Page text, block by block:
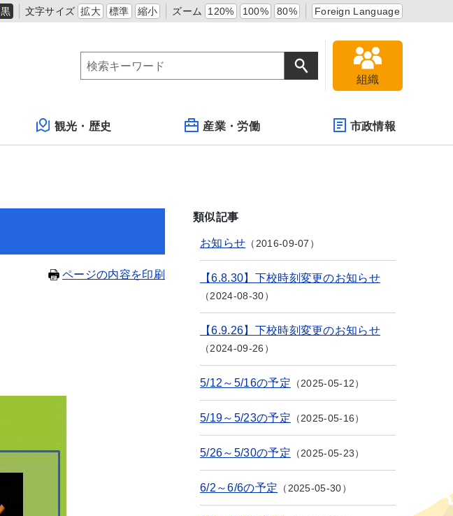
黒 文字サイズ 拡大 標準 縮小 ズーム 120% 100% 80% Foreign Language
組織
観光・歴史 産業・労働 市政情報
ページの内容を印刷
類似記事
お知らせ 2016-09-07
【6.8.30】下校時刻変更のお知らせ
2024-08-30
【6.9.26】下校時刻変更のお知らせ
2024-09-26
5/12～5/16の予定 2025-05-12
5/19～5/23の予定 2025-05-16
5/26～5/30の予定 2025-05-23
6/2～6/6の予定 2025-05-30